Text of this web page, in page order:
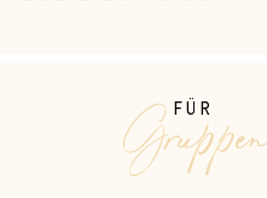
Gruppen
FÜR